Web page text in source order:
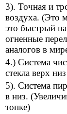
3). Точная и
воздуха. (Это
это быстрый
огненные
аналогов в
4.) Система
стекла верх низ
5). Система
в низ.
топке)